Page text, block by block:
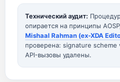
Технический аудит:
опирается на принципы
Mishaal Rahman (ex-XDA
проверена: signature scheme
API-вызовы удалены.